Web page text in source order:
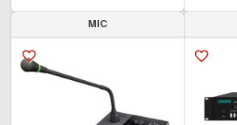
favorite_border
MIC
favorite_border